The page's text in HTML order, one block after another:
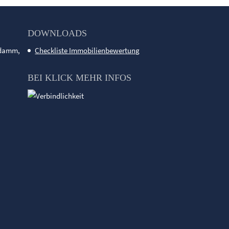
DOWNLOADS
Checkliste Immobilienbewertung
BEI KLICK MEHR INFOS